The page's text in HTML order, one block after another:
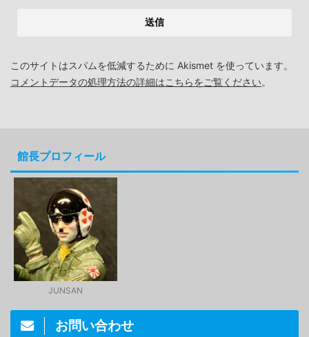
このサイトはスパムを低減するために Akismet を使っています。
コメントデータの処理方法の詳細はこちらをご覧ください。
館長プロフィール
JUNSAN
お問い合わせ